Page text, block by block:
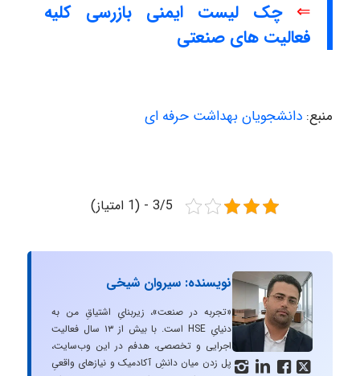
⇐چک لیست ایمنی بازرسی کلیه
فعالیت های صنعتی
منبع: دانشجویان بهداشت حرفه ای
3/5 - (1 امتیاز)
   
نویسنده: سیروان شیخی
«تجربه در صنعت»، زیربنایِ اشتیاقِ من به
دنیایِ HSE است. با بیش از ۱۳ سال فعالیت
اجرایی و تخصصی، هدفم در این وب‌سایت،
پل زدن میان دانشِ آکادمیک و نیازهای واقعیِ